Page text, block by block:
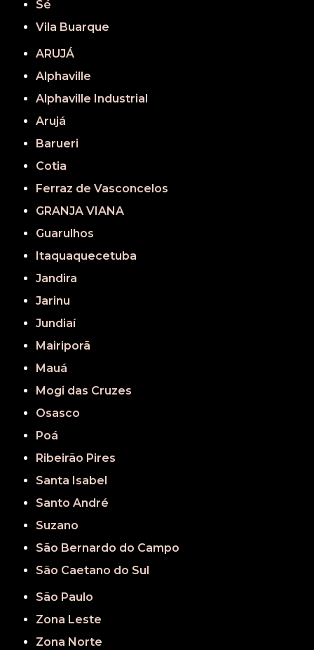
Sé
Vila Buarque
ARUJÁ
Alphaville
Alphaville Industrial
Arujá
Barueri
Cotia
Ferraz de Vasconcelos
GRANJA VIANA
Guarulhos
Itaquaquecetuba
Jandira
Jarinu
Jundiaí
Mairiporã
Mauá
Mogi das Cruzes
Osasco
Poá
Ribeirão Pires
Santa Isabel
Santo André
Suzano
São Bernardo do Campo
São Caetano do Sul
São Paulo
Zona Leste
Zona Norte